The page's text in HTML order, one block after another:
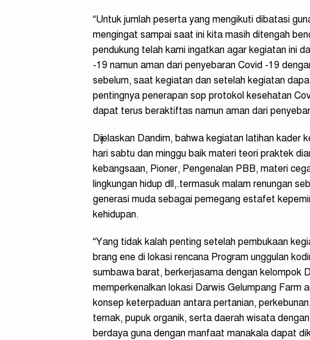
“Untuk jumlah peserta yang mengikuti dibatasi
mengingat sampai saat ini kita masih ditengah
pendukung telah kami ingatkan agar kegiatan ini
-19 namun aman dari penyebaran Covid -19
sebelum, saat kegiatan dan setelah kegiatan
pentingnya penerapan sop protokol kesehatan
dapat terus beraktiftas namun aman dari
Dijelaskan Dandim, bahwa kegiatan latihan kader
hari sabtu dan minggu baik materi teori praktek
kebangsaan, Pioner, Pengenalan PBB, materi
lingkungan hidup dll,.termasuk malam renungan
generasi muda sebagai pemegang estafet
kehidupan.
“Yang tidak kalah penting setelah pembukaan
brang ene di lokasi rencana Program unggulan
sumbawa barat, berkerjasama dengan kelompok
memperkenalkan lokasi Darwis Gelumpang Farm
konsep keterpaduan antara pertanian,
ternak, pupuk organik, serta daerah wisata
berdaya guna dengan manfaat manakala dapat